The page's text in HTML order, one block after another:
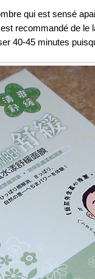
qui est sensé
recommandé de le
40-45 minutes